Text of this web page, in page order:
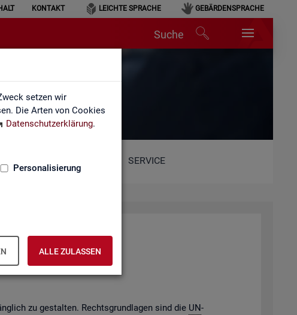
setzen wir
Die Arten von Cookies
Datenschutzerklärung.
Personalisierung
ALLE ZULASSEN
KONTAKT LEICHTE SPRACHE GEBÄRDENSPRACHE
Suche
SERVICE
ver­öf­fent­lich­ten Web­sei­ten.
zu ge­stal­ten. Rechts­grund­la­gen sind die UN-